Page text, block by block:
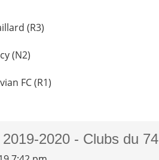
(R3)
(N2)
FC (R1)
2020 - Clubs du 74